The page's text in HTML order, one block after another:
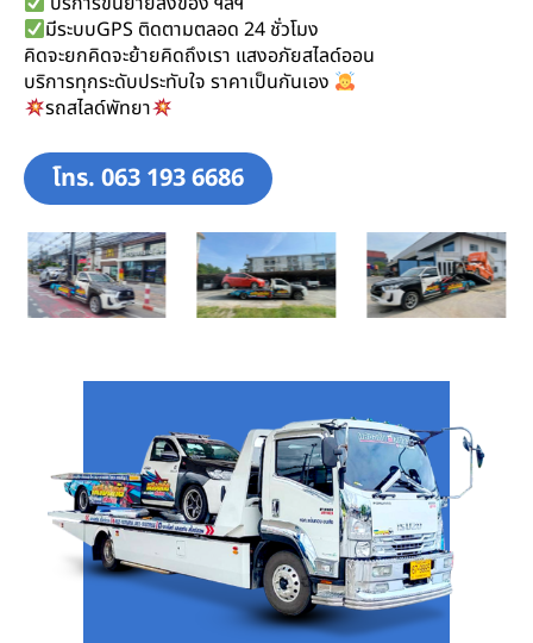
มีระบบGPS ติดตามตลอด 24 ชั่วโมง
คิดจะยกคิดจะย้ายคิดถึงเรา แสงอภัยสไลด์ออน
บริการทุกระดับประทับใจ ราคาเป็นกันเอง
รถสไลด์พัทยา
โทร. 063 193 6686